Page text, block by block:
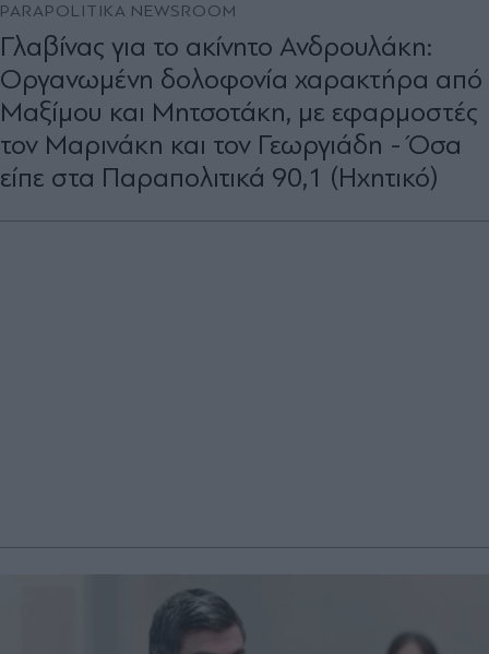
PARAPOLITIKA NEWSROOM
Γλαβίνας για το ακίνητο Ανδρουλάκη:
Οργανωμένη δολοφονία χαρακτήρα από
Μαξίμου και Μητσοτάκη, με εφαρμοστές
τον Μαρινάκη και τον Γεωργιάδη - Όσα
είπε στα Παραπολιτικά 90,1 (Ηχητικό)